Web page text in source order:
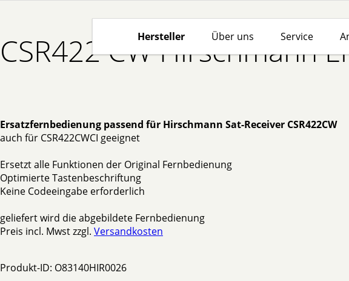
Hersteller Über uns Service
CSR422 CW Hirschmann
Ersatzfernbedienung passend für Hirschmann Sat-Receiver CSR422CW
auch für CSR422CWCI geeignet
Ersetzt alle Funktionen der Original Fernbedienung
Optimierte Tastenbeschriftung
Keine Codeeingabe erforderlich
geliefert wird die abgebildete Fernbedienung
Preis incl. Mwst zzgl. Versandkosten
Produkt-ID: O83140HIR0026